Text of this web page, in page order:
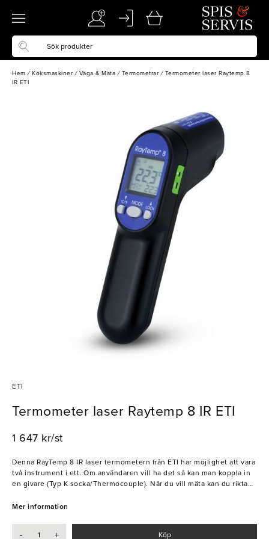
Hem / Köksmaskiner / Väga & Mäta / Termometrar / Termometer laser Raytemp 8
IR ETI
ETI
Termometer laser Raytemp 8 IR ETI
1 647 kr/st
Denna RayTemp 8 IR laser termometern från ETI har möjlighet att vara
två instrument i ett. Om användaren vill ha det så kan man koppla in
en givare (Typ K socka/Thermocouple). När du vill mäta kan du rikta
dyka upp en röd där du mäter. Du läser av temperaturen på den
Mer information
- + Köp